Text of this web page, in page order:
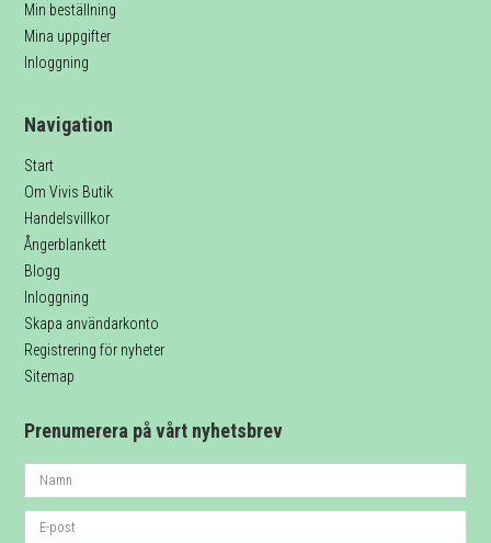
Min beställning
Mina uppgifter
Inloggning
Navigation
Start
Om Vivis Butik
Handelsvillkor
Ångerblankett
Blogg
Inloggning
Skapa användarkonto
Registrering för nyheter
Sitemap
Prenumerera på vårt nyhetsbrev